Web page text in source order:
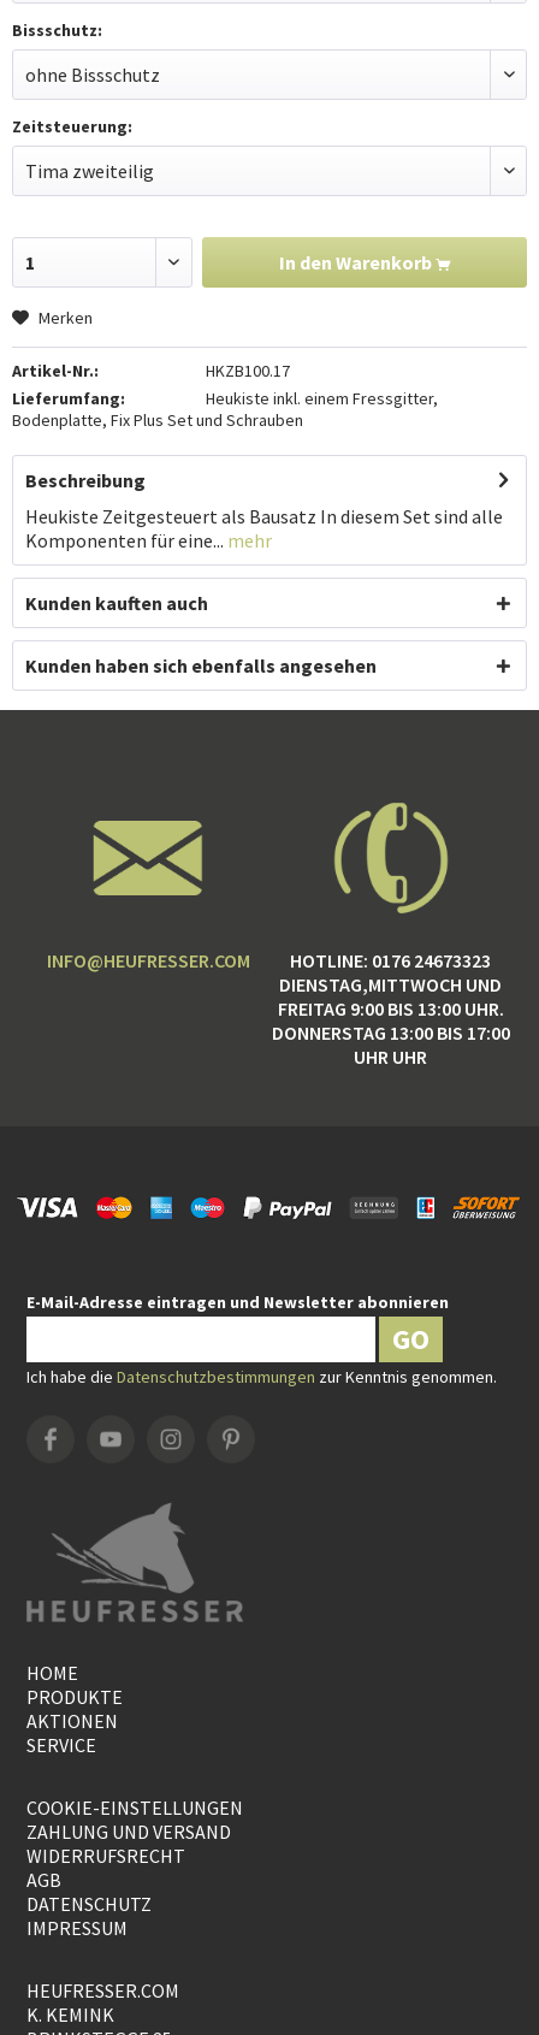
Bissschutz:
Zeitsteuerung:
In den Warenkorb
Merken
Artikel-Nr.:
HKZB100.17
Lieferumfang:
Heukiste inkl. einem Fressgitter,
Bodenplatte, Fix Plus Set und Schrauben
Beschreibung
Heukiste Zeitgesteuert als Bausatz In diesem Set sind alle
Komponenten für eine... mehr
Kunden kauften auch
Kunden haben sich ebenfalls angesehen
INFO@HEUFRESSER.COM
HOTLINE: 0176 24673323
DIENSTAG,MITTWOCH UND
FREITAG 9:00 BIS 13:00 UHR.
DONNERSTAG 13:00 BIS 17:00
UHR UHR
E-Mail-Adresse eintragen und Newsletter abonnieren
GO
Ich habe dieDatenschutzbestimmungen zur Kenntnis genommen.
HOME
PRODUKTE
AKTIONEN
SERVICE
COOKIE-EINSTELLUNGEN
ZAHLUNG UND VERSAND
WIDERRUFSRECHT
AGB
DATENSCHUTZ
IMPRESSUM
HEUFRESSER.COM
K. KEMINK